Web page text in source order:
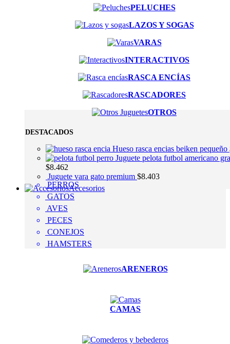
PELUCHES
LAZOS Y SOGAS
VARAS
INTERACTIVOS
RASCA ENCÍAS
RASCADORES
OTROS
DESTACADOS
Hueso rasca encias beiken pequeño
Juguete pelota futbol americano
$8.462
Juguete vara gato premium $8.403
Accesorios
PERROS
GATOS
AVES
PECES
CONEJOS
HAMSTERS
ARENEROS
CAMAS